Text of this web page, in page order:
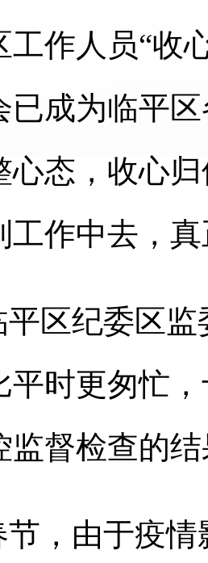
工作人员“收
已成为临平
心态，收心
工作中去，
平区纪委区
平时更匆忙
监督检查的
节，由于疫